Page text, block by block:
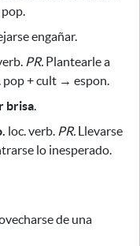
engañar.
PR. Plantearle a
pop + cult → espon.
brisa.
loc. verb. PR. Llevarse
lo inesperado.
de una